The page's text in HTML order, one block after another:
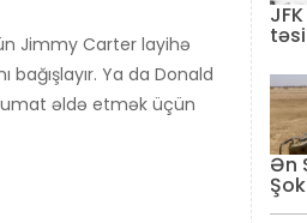
Jimmy Carter layihə
bağışlayır. Ya da Donald
əldə etmək üçün
Ən